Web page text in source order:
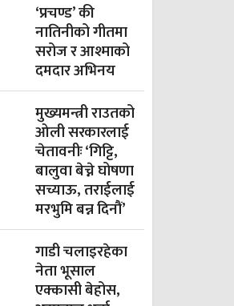
‘प्रचण्ड’ की
नातिनीको गीतमा
सरोज र आश्माको
दमदार अभिनय
मुख्यमन्त्री राउतको
ओली सरकारलाई
चेतावनीः ‘गिट्टि,
बालुवा बेच्ने घोषणा
सच्याऊ, तराईलाई
मरभुमि बन्न दिनौं’
गाडी चलाइरहेका
नेता भूसाल
एक्कासी बेहोस,